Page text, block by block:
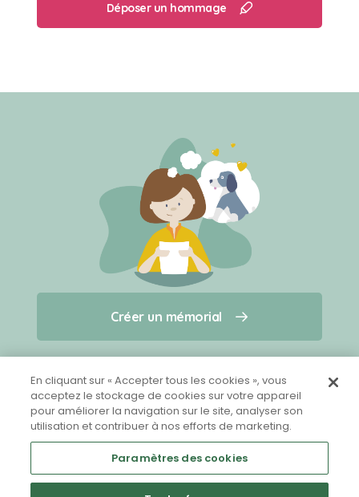
Créer un mémorial
Qui sommes-nous ?
Nous contacter
Partager sur Facebook
Déposer un hommage
Créer un mémorial
En cliquant sur « Accepter tous les cookies », vous
acceptez le stockage de cookies sur votre appareil
pour améliorer la navigation sur le site, analyser son
utilisation et contribuer à nos efforts de marketing.
Paramètres des cookies